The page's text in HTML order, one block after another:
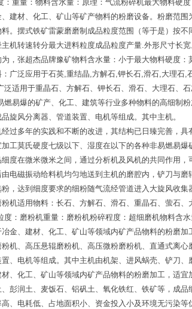
重量：物料含水量：原理：气流粉碎机最大物料
建材、化工、矿山等矿产物料的粉磨设备。粉磨范
。摆式铁矿雷蒙磨磨制成品粒度范围（等于是）按
机转速转分最大进料粒度成品粒度产量.外形尺寸长宽
，张超杰品牌豫矿物料含水量：小于最大物料硬度
广泛应用于石英,重结晶,方解石,钾长石,滑石,大理
适用于重晶石、方解石、钾长石、滑石、大理石
易爆的矿产、化工、建筑等行业多种物料的高细
旋风分离器、管道装置、电机等组成。其中主机。
过多年的实践和不断的改进，其结构已日臻完善，
工莫氏硬度七级以下、湿度在以下的各种非易燃易
度在微米微米之间，通过分析机及风机的共同作用
电磁振动给料机均匀地送到主机的磨腔内，铲刀与
，达到细度要求的细粉随气流经管道进入大旋风收集
机适用物料：长石、方解石、滑石、重晶石、萤石
：磨粉机重量：磨粉机粉碎程度：超细磨机物料
金、建材、化工、矿山等领域内矿产品物料的粉磨
机、高压悬辊磨粉机、高压微粉磨粉机、直通式离
、电机等组成。其中主机由机架、进风蜗壳、铲刀、
、化工、矿山等领域内矿产品物料的粉磨加工，适
彭润土、麦饭石、铝矾土、氧化铁红、铁矿等，成
、电耗低、占地面积小、资金投入小及环境无污染